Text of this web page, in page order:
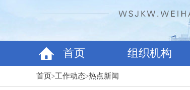
首页 组织机构
首页>工作动态>热点新闻